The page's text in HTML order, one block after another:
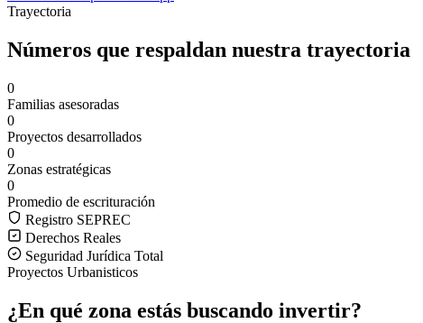
Trayectoria
Números que respaldan nuestra trayectoria
0
Familias asesoradas
0
Proyectos desarrollados
0
Zonas estratégicas
0
Promedio de escrituración
Registro SEPREC
Derechos Reales
Seguridad Jurídica Total
Proyectos Urbanisticos
¿En qué zona estás buscando invertir?